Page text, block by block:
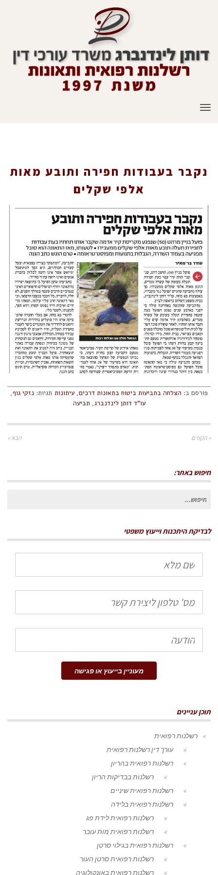
תפריט
נקבר בעבודות חפירה ותובע מאות
אלפי שקלים
פורסם ב: הצלחה בתביעות ביטוח בתאונות דרכים, עיתונות תגיות: נזקי גוף,
עו"ד דותן לינדנברג, תביעה
« הקודם הבא »
חיפוש באתר:
חיפוש
לבדיקת היתכנות וייעוץ משפטי
שם
מלא
טלפון
הודעה
מעוניין בייעוץ או פגישה
תוכן עניינים
רשלנות רפואית
עורך דין רשלנות רפואית
רשלנות רפואית בהריון
רשלנות בבדיקות הריון
רשלנות רפואית שיניים
רשלנות רפואית בלידה
רשלנות רפואית לידת פג
רשלנות רפואית מות עובר
רשלנות רפואית בגילוי סרטן
רשלנות רפואית סרטן העור
רשלנות רפואית באונקולוגיה